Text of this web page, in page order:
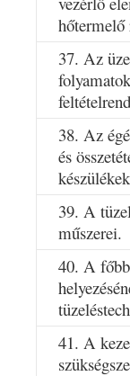
hőtermelő
37. Az
38. Az
és
39. A
műszerei.
40. A
41. A